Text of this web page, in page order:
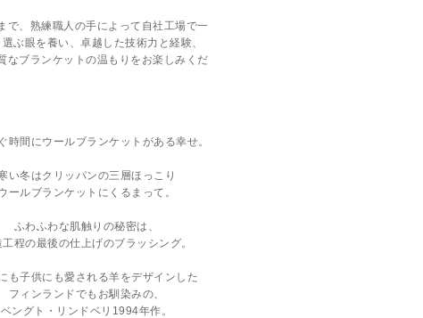
で、熟練職人の手によって自社工場で一
ぶ眼を養い、卓越した技術力と経験、
なブランケットの温もりをお楽しみくだ
時間にウールブランケットがある幸せ。
い冬はクリッパンの三層ほっこり
ールブランケットにくるまって。
ふわふわな肌触りの秘密は、
工程の最後の仕上げのブラッシング。
も子供にも愛される羊をデザインした
フィンランドでもお馴染みの、
ベングト・リンドベリ1994年作。